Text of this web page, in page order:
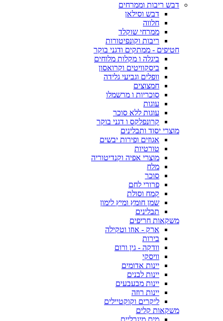
דבש ריבות וממרחים
דבש וסילאן
חלווה
ממרחי שוקלד
ריבות וקונפיטורות
חטיפים - ממתקים ודגני בוקר
ביגלה ו מקלות מלוחים
ביסקוויטים וקרואסון
וופלים וגביעי גלידה
חמצוצים
סוכריות ו מרשמלו
עוגות
עוגות ללא סוכר
קרונפלקס ו דגני בוקר
מוצרי יסוד ותבלינים
אגוזים ופירות יבשים
טורטיות
מוצרי אפיה וקנדיטוריה
מלח
סוכר
פרורי לחם
קמח וסולת
שמן חומץ ומיץ לימון
תבלינים
משקאות חריפים
ארק - אוזו וטקילה
בירות
וודקה - גין ורום
וויסקי
יינות אדומים
יינות לבנים
יינות מבעבעים
יינות רוזה
ליקרים וקוקטיילים
משקאות קלים
מים מינרליים